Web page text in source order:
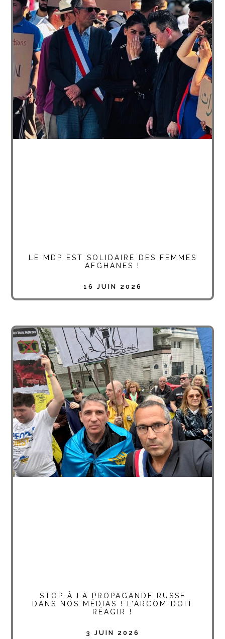
LE MDP EST SOLIDAIRE DES FEMMES
AFGHANES !
16 JUIN 2026
STOP À LA PROPAGANDE RUSSE
DANS NOS MÉDIAS ! L’ARCOM DOIT
RÉAGIR !
3 JUIN 2026